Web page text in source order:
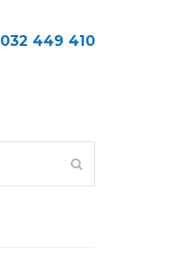
032 449 410